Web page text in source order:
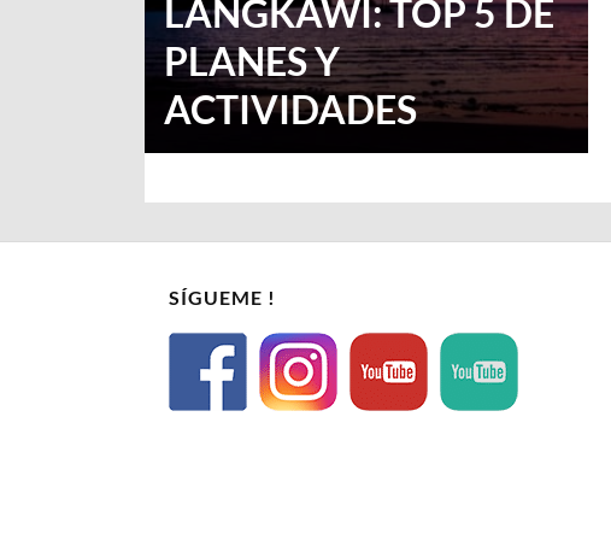
LANGKAWI: TOP 5 DE
PLANES Y
ACTIVIDADES
SÍGUEME !